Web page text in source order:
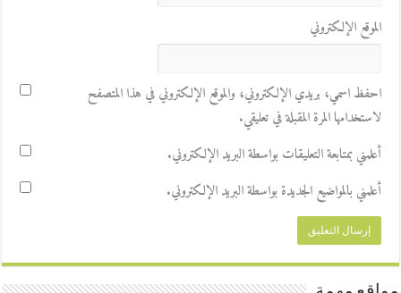
الموقع الإلكتروني
احفظ اسمي، بريدي الإلكتروني، والموقع الإلكتروني في هذا المتصفح
لاستخدامها المرة المقبلة في تعليقي.
أعلمني بمتابعة التعليقات بواسطة البريد الإلكتروني.
أعلمني بالمواضيع الجديدة بواسطة البريد الإلكتروني.